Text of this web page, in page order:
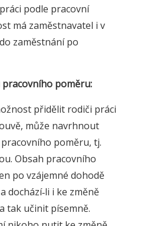
podle pracovní
má zaměstnavatel i v
zaměstnání po
poměru:
přidělit rodiči práci
může navrhnout
poměru, tj.
Obsah pracovního
po vzájemné dohodě
dochází‑li i ke změně
tak učinit písemně.